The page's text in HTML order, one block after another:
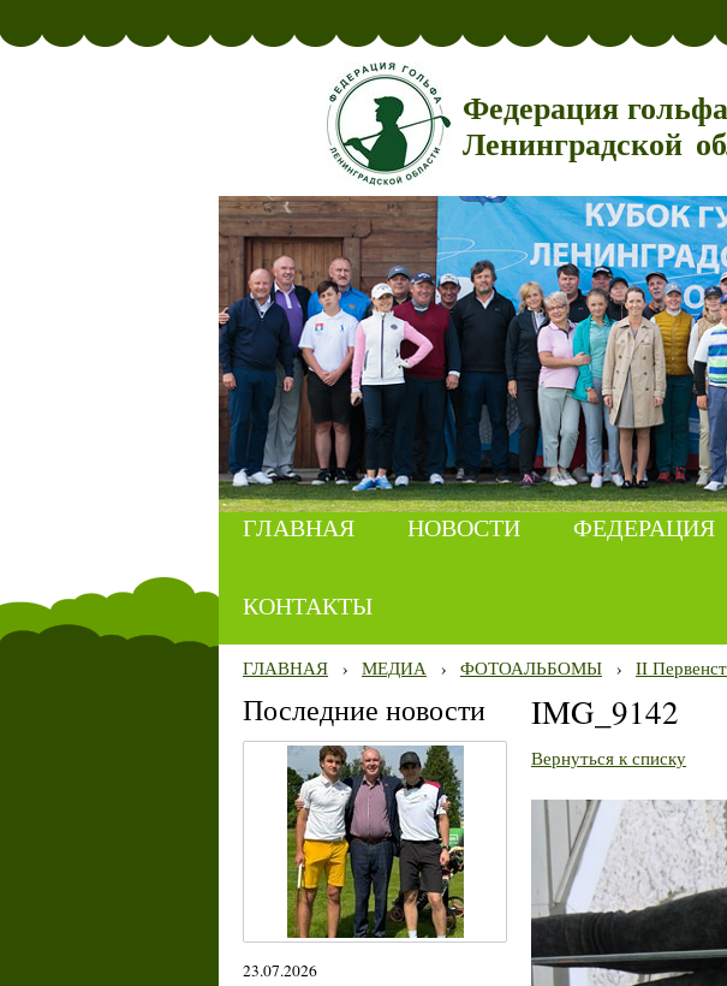
Федерация гольфа
Ленинградской
ГЛАВНАЯ НОВОСТИ ФЕДЕРАЦИЯ
КОНТАКТЫ
ГЛАВНАЯ › МЕДИА › ФОТОАЛЬБОМЫ › II
Последние новости
23.07.2026
IMG_9142
Вернуться к списку